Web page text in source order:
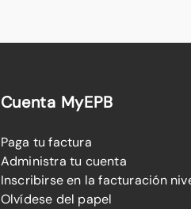
Cuenta MyEPB
Paga tu factura
Administra tu cuenta
Inscribirse en la facturación
Olvídese del papel